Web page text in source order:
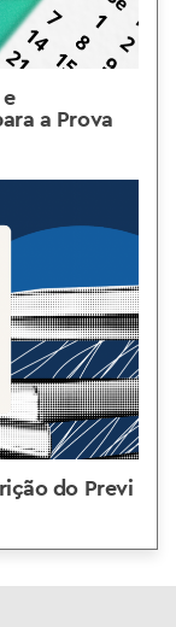
a Prova
do Previ